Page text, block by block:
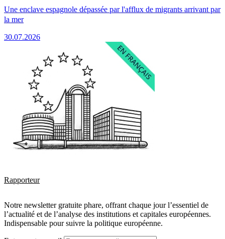
Une enclave espagnole dépassée par l'afflux de migrants arrivant par
la mer
30.07.2026
Rapporteur
Notre newsletter gratuite phare, offrant chaque jour l’essentiel de
l’actualité et de l’analyse des institutions et capitales européennes.
Indispensable pour suivre la politique européenne.